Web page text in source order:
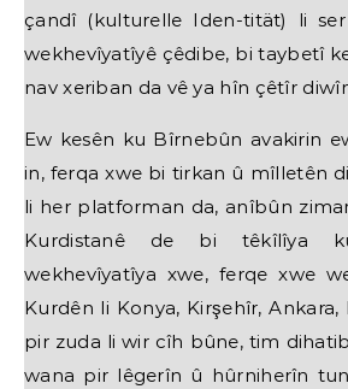
çandî (kulturelle Iden-tität) li
wekhevîyatîyê çêdibe, bi taybetî
nav xeriban da vê ya hîn çêtîr
Ew kesên ku Bîrnebûn avakirin
in, ferqa xwe bi tirkan û mîlletên
li her platforman da, anîbûn
Kurdistanê de bi têkîlîya
wekhevîyatîya xwe, ferqe xwe
Kurdên li Konya, Kirşehîr, Ankara,
pir zuda li wir cîh bûne, tim
wana pir lêgerîn û hûrniherîn